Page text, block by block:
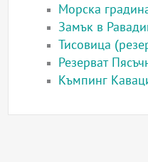
Морска
Замък в
Тисовица
Резерват
Къмпинг